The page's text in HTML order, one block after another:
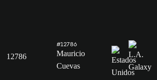
12786
#12786
Mauricio
Cuevas